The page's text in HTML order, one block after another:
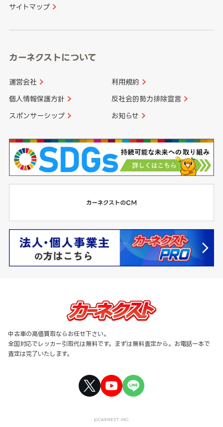
サイトマップ
カーネクストについて
運営会社 利用規約
個人情報保護方針 反社会的勢力排除宣言
スポンサーシップ お知らせ
中古車の高価買取ならお任せ下さい。
全国対応でレッカー引取代は無料です。まずは無料査定から。お電話一本で
査定は完了いたします。
©CARNEXT INC.